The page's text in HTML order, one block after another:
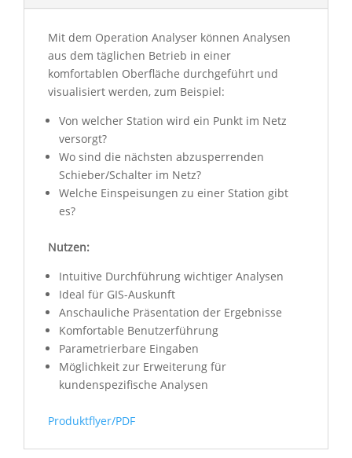
Mit dem Operation Analyser können Analysen
aus dem täglichen Betrieb in einer
komfortablen Oberfläche durchgeführt und
visualisiert werden, zum Beispiel:
Von welcher Station wird ein Punkt im Netz
versorgt?
Wo sind die nächsten abzusperrenden
Schieber/Schalter im Netz?
Welche Einspeisungen zu einer Station gibt
es?
Nutzen:
Intuitive Durchführung wichtiger Analysen
Ideal für GIS-Auskunft
Anschauliche Präsentation der Ergebnisse
Komfortable Benutzerführung
Parametrierbare Eingaben
Möglichkeit zur Erweiterung für
kundenspezifische Analysen
Produktflyer/PDF